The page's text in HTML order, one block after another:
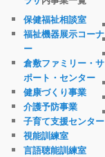
保健福祉相談室
福祉機器展示コーナ
ー
倉敷ファミリー・サ
ポート・センター
健康づくり事業
介護予防事業
子育て支援センター
視能訓練室
言語聴能訓練室